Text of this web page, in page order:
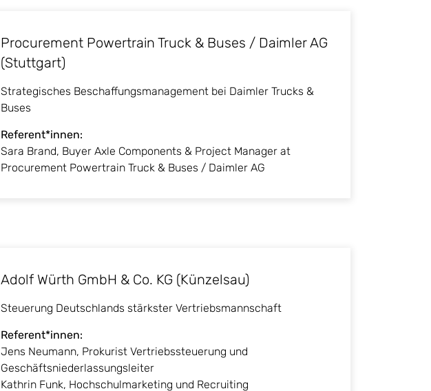
Procurement Powertrain Truck & Buses / Daimler AG
(Stuttgart)
Strategisches Beschaffungsmanagement bei Daimler Trucks &
Buses
Referent*innen:
Sara Brand, Buyer Axle Components & Project Manager at
Procurement Powertrain Truck & Buses / Daimler AG
Adolf Würth GmbH & Co. KG (Künzelsau)
Steuerung Deutschlands stärkster Vertriebsmannschaft
Referent*innen:
Jens Neumann, Prokurist Vertriebssteuerung und
Geschäftsniederlassungsleiter
Kathrin Funk, Hochschulmarketing und Recruiting